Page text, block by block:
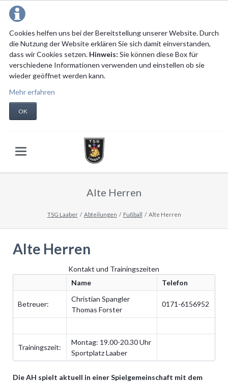
Cookies helfen uns bei der Bereitstellung unserer Website. Durch
die Nutzung der Website erklären Sie sich damit einverstanden,
dass wir Cookies setzen. Hinweis: Sie können diese Box für
verschiedene Informationen verwenden und einstellen ob sie
wieder geöffnet werden kann.
Mehr erfahren
OK
Alte Herren
TSG Laaber Abteilungen Fußball Alte Herren
Alte Herren
Kontakt und Trainingszeiten
Name
Telefon
Betreuer:
Christian Spangler
Thomas Forster
0171-6156952
Trainingszeit:
Montag: 19.00-20.30 Uhr
Sportplatz Laaber
Die AH spielt aktuell in einer Spielgemeinschaft mit dem